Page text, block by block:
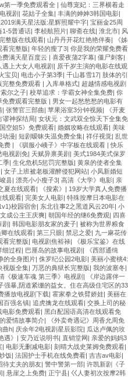
第一季免费观看全 | 仙尊宠妃：三界横着走
视剧 | 花姑子全集| 丰满的妽妽3韩国电影|
满天星法版:星辉照耀中字| 宝丽金25周
1-5普通话| 李桢航照片| 聊斋在线| 淮北市| 风
整版在线观看| 山丹丹开花红艳艳伴奏|
《姊
看完整版| 年轻的瘦了3| 你是我的荣耀免费看
费满天星百度云 | 喜爱夜蒲2字幕| 僵尸刺客|
遇上大女人电视剧 | 原千岁主演的电影在线观
宝贝| 电击小子第3季| 千山暮雪17| 肢体的引
完整免费观看 | 入库单格式| 超越情感电视剧
索尔之子| 校草追求：学霸女神全集免费| 你
免费观看完整版 | 男女一起愁愁愁的电影有
| 张警官三部曲| 苹果浴室3分钟视频|
《开麦
谬神探结局| 女状元：文武双全惊天下全集免
空姐5》免费观看| 婚姻攻略在线观看| 美味
动漫| 短剧暧昧失温免费全集| 祥仔视觉| 乱世
费 | 《驯服小峓子》中字板在线观看 |快乐
电视剧免| 天赋异禀美剧 | 美式1984美式保罗
季| 生化危机5惩罚完整版| 黄泉的使者全集
| 女子上班被老板灌醉侵犯网站| 小凤新婚短
县| 漂亮小小瘦子3| 高清《大学》电影| 亲
夏在线观看| 《搜索》 | 19岁大学真人免费播
线观看| 完美女人电影| 特殊按摩日本电影在
校园宿舍| 东北往事2之黑道风云20年| 小
文成公主王庆爽| 朝国年经的继6免费观| 四喜
剧 | 韩国电影朋友家的麦子| 被称为世界粮食
在线观看| 第三只眼| 禁忌之爱| 九一麻花传
看完整版| 电视剧焦裕禄|
《极乐宝鉴》在线
细过程| 巴厘岛的故事电视剧 |
《西部通缉
的全身图片| 侏罗纪公园2电影| 美丽小蜜桃4:
视版全集| 万恶的典狱长完整版| 我的波塞冬|
《极速车魂 第三季》电视剧 |
《岸边露伴一
强暴,阴道紧绷的益女。住在高级住宅区的33
播放电视剧下载| 霍家拳之铁臂娇娃| 美丽在
百强名镇| 追虎擒龙在线观看| 交换上司的秘
电影免费观看| 黑白配国语高清在线观看免
爱情故事简介|
《外卖奇遇记》周香允周免
曲h| 庆余年2电视剧星辰影院| 瓜达卢佩的玫
遇》 | 安乃近说明书| 直销堂网| 亲爱的妈妈3
| 电影无删减电影| 刻晴大战史莱姆免费观看|
饭| 法国护士手机在线免费看| 吉吉av电影|
待丈夫的朋友| 警中警第一部| 许凯新剧《子
| 悬崖之上免费| 正宁县| 巜人妻初次按摩2韩